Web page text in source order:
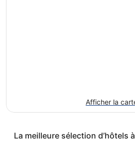
Afficher la
La meilleure sélection d’hôtels